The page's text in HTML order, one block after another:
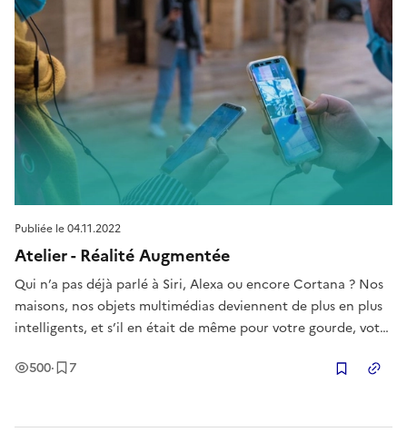
Publiée le04.11.2022
Atelier - Réalité Augmentée
Qui n’a pas déjà parlé à Siri, Alexa ou encore Cortana ? Nos
maisons, nos objets multimédias deviennent de plus en plus
intelligents, et s’il en était de même pour votre gourde, votre
utilisez le numérique pour aller plus loin dans un mond
500Vues
· 7Enregistrement